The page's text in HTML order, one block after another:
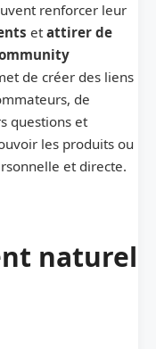
renforcer leur
etattirer de
de créer des liens
de
questions et
les produits ou
et directe.
naturel